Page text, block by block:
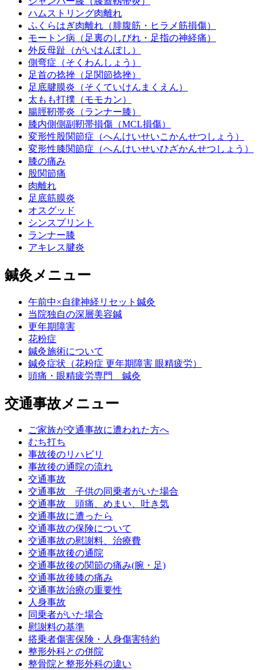
ハムストリング肉離れ
ふくらはぎ肉離れ（腓腹筋・ヒラメ筋損傷）
モートン病（足裏のしびれ・足指の神経痛）
外反母趾（がいはんぼし）
側弯症（そくわんしょう）
足首の捻挫（足関節捻挫）
足底腱膜炎（そくていけんまくえん）
太もも打撲（モモカン）
腸脛靭帯炎（ランナー膝）
膝内側側副靭帯損傷（MCL損傷）
変形性股関節症（へんけいせいこかんせつしょう）
変形性膝関節症（へんけいせいひざかんせつしょう）
膝の痛み
股関節痛
肉離れ
足底筋膜炎
オスグッド
シンスプリント
ランナー膝
アキレス腱炎
鍼灸メニュー
午前中×自律神経リセット鍼灸
当院独自の深層美容鍼
更年期障害
花粉症
鍼灸施術について
鍼灸症状（花粉症 更年期障害 眼精疲労）
頭痛・眼精疲労専門 鍼灸
交通事故メニュー
ご家族が交通事故に遭われた方へ
むち打ち
事故後のリハビリ
事故後の通院の流れ
交通事故
交通事故 子供の同乗者がいた場合
交通事故 頭痛、めまい、吐き気
交通事故に遭ったら
交通事故の保険について
交通事故の慰謝料、治療費
交通事故後の通院
交通事故後の関節の痛み(腕・足)
交通事故後膝の痛み
交通事故治療の重要性
人身事故
同乗者がいた場合
慰謝料の基準
搭乗者傷害保険・人身傷害特約
整形外科との併院
整骨院と整形外科の違い